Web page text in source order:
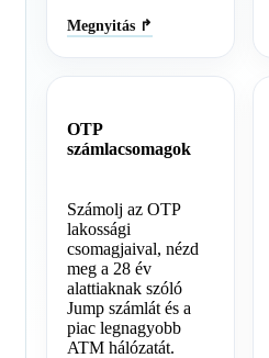
Megnyitás ↱
OTP
számlacsomagok
Számolj az OTP
lakossági
csomagjaival, nézd
meg a 28 év
alattiaknak szóló
Jump számlát és a
piac legnagyobb
ATM hálózatát.